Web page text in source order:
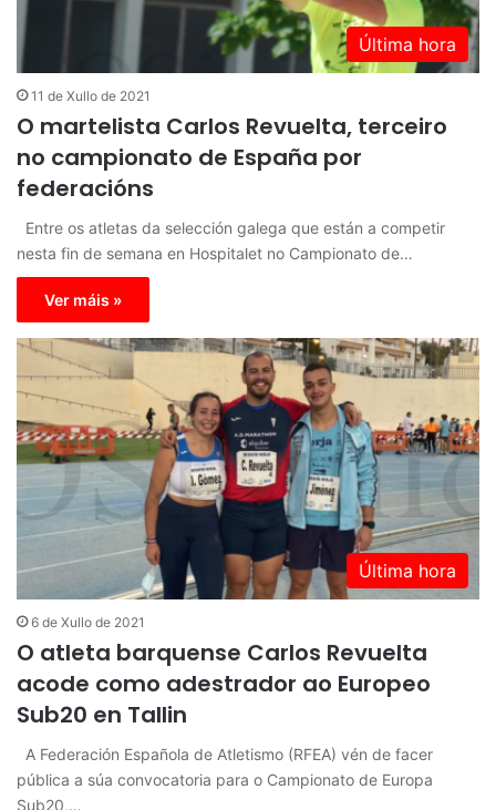
Última hora
11 de Xullo de 2021
O martelista Carlos Revuelta, terceiro
no campionato de España por
federacións
Entre os atletas da selección galega que están a competir
nesta fin de semana en Hospitalet no Campionato de…
Ver máis »
Última hora
6 de Xullo de 2021
O atleta barquense Carlos Revuelta
acode como adestrador ao Europeo
Sub20 en Tallin
A Federación Española de Atletismo (RFEA) vén de facer
pública a súa convocatoria para o Campionato de Europa
Sub20,…